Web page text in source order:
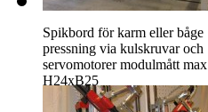
Spikbord för karm eller båge
pressning via kulskruvar och
servomotorer modulmått max
H24xB25